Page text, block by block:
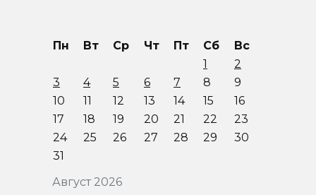
Август 2026
Пн Вт Ср Чт Пт Сб
Вс
1
2
3
4 5 6 7 8
9
10
11 12 13 14 15
16
17
18 19 20 21 22
23
24
25 26 27 28 29
30
31